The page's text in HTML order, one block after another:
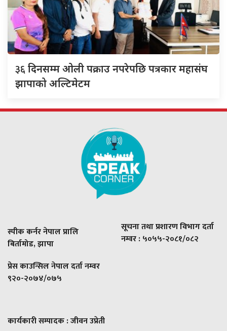
३६दिनसम्म ओली पक्राउ नपरेपछि पत्रकार महासंघ
झापाको अल्टिमेटम
स्पीक कर्नर नेपाल प्रालि
बिर्तामोड, झापा
प्रेस काउन्सिल नेपाल दर्ता नम्वर
९२०-२०७४/०७५
सूचना तथा प्रशारण विभाग दर्ता
नम्वर : ५०५५-२०८१/०८२
कार्यकारी सम्पादक : जीवन उप्रेती